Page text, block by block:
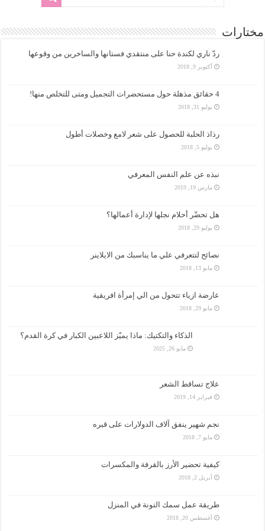
مختارات
ردّ ناري لكندة حنا على منتقدي فستانها والساخرين من وقوعها
أكتوبر 9, 2018
4 حقائق مذهلة حول مستحضرات التجميل ومتى للتخلص منها!
يوليو 31, 2018
رذاذ الحلبة للحصول على شعر لامع وخصلات أطول
يوليو 5, 2018
نبذه عن علم النفس المعرفي
مارس 19, 2019
هل تحضّر أحلام نجلها لإدارة أعمالها؟
يوليو 29, 2018
نصائح لتتعرفي علي ما يناسبك من الايلاينر
مايو 13, 2018
عارضة ازياء تتحول من الي إمرأة افريقية
مايو 29, 2018
الذكاء والتكتيك: ماذا يميّز اللاعبين الكبار في كرة القدم؟
مايو 26, 2025
علاج تساقط الشعر
فبراير 14, 2019
نجم شهير ينفق آلاف الدولارات على قبره
مايو 7, 2018
كيفية تحضير الأرز بالقرفة والمكسرات
أبريل 2, 2018
طريقة عمل سمك التونة في المنزل
أغسطس 20, 2018